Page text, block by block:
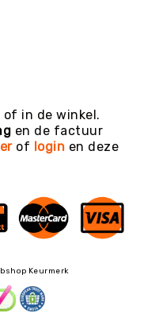
of in de winkel.
en de factuur
of login en deze
Keurmerk